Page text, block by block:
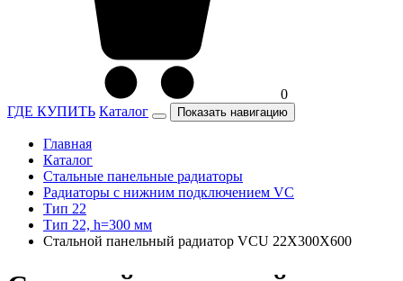
0
ГДЕ КУПИТЬ Каталог Показать навигацию
Главная
Каталог
Стальные панельные радиаторы
Радиаторы c нижним подключением VC
Тип 22
Тип 22, h=300 мм
Стальной панельный радиатор VCU 22Х300X600